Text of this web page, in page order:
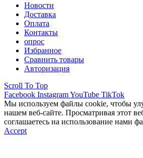
Новости
Доставка
Оплата
Контакты
опрос
Избранное
Сравнить товары
Авторизация
Scroll To Top
Facebook InstagramYouTube TikTok
Мы используем файлы cookie, чтобы
нашем веб-сайте. Просматривая этот
соглашаетесь на использование нами
Accept